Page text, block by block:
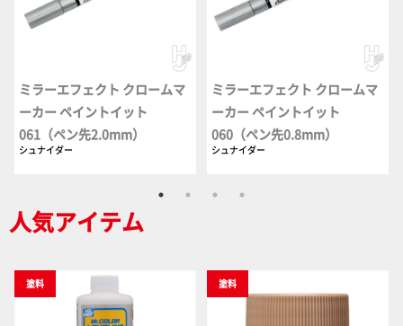
ミラーエフェクト クロームマ
ーカー ペイントイット
061（ペン先2.0mm）
シュナイダー
ミラーエフェクト クロームマ
ーカー ペイントイット
060（ペン先0.8mm）
シュナイダー
人気アイテム
塗料 塗料